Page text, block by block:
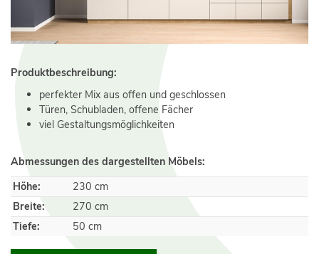
Produktbeschreibung:
perfekter Mix aus offen und geschlossen
Türen, Schubladen, offene Fächer
viel Gestaltungsmöglichkeiten
Abmessungen des dargestellten Möbels:
Höhe:
230 cm
Breite:
270 cm
Tiefe:
50 cm